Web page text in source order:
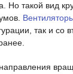
Но такой вид
так и со